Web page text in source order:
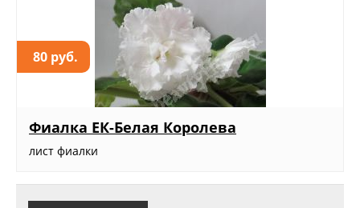
80 руб.
Фиалка ЕК-Белая Королева
лист фиалки